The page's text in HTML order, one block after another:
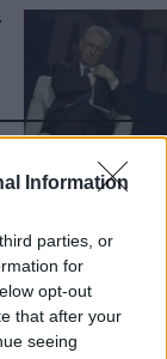
Information
parties, or
for
opt-out
that after your
seeing